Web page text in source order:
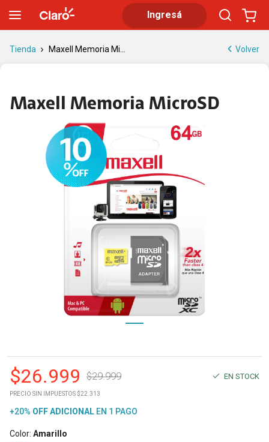
Ingresá
Tienda Maxell Memoria Mi... Volver
Maxell Memoria MicroSD
$26.999 $29.999 EN STOCK
PRECIO SIN IMPUESTOS $22.313
+20% OFFADICIONAL EN 1 PAGO
Color: Amarillo
Micro SD Maxell: Almacena Más | Tienda Claro